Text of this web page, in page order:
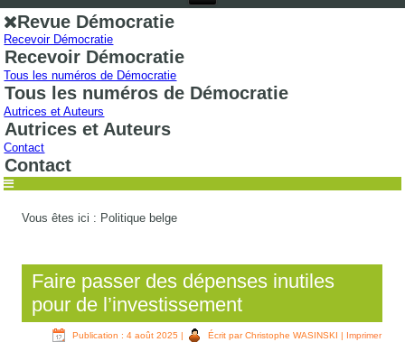
Revue Démocratie
Recevoir Démocratie
Recevoir Démocratie
Tous les numéros de Démocratie
Tous les numéros de Démocratie
Autrices et Auteurs
Autrices et Auteurs
Contact
Contact
Vous êtes ici : Politique belge
Faire passer des dépenses inutiles
pour de l’investissement
Publication : 4 août 2025 | Écrit par Christophe WASINSKI | Imprimer